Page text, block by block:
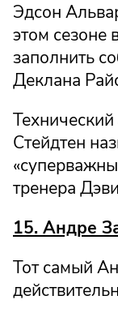
Эдсон
этом сезоне
заполнить
Деклана
Стейдтен
тренера
15. Андре
Тот самый